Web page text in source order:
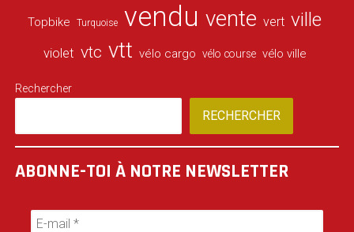
Topbike Turquoise vendu vente vert ville
violet vtc vtt vélo cargo vélo course vélo ville
Rechercher
RECHERCHER
ABONNE-TOI À NOTRE NEWSLETTER